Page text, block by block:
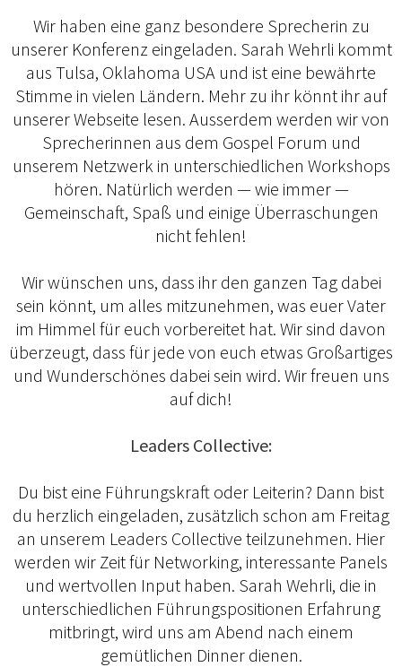
Wir haben eine ganz besondere Sprecherin zu
unserer Konferenz eingeladen. Sarah Wehrli kommt
aus Tulsa, Oklahoma USA und ist eine bewährte
Stimme in vielen Ländern. Mehr zu ihr könnt ihr auf
unserer Webseite lesen. Ausserdem werden wir von
Sprecherinnen aus dem Gospel Forum und
unserem Netzwerk in unterschiedlichen Workshops
hören. Natürlich werden — wie immer —
Gemeinschaft, Spaß und einige Überraschungen
nicht fehlen!
Wir wünschen uns, dass ihr den ganzen Tag dabei
sein könnt, um alles mitzunehmen, was euer Vater
im Himmel für euch vorbereitet hat. Wir sind davon
überzeugt, dass für jede von euch etwas Großartiges
und Wunderschönes dabei sein wird. Wir freuen uns
auf dich!
Leaders Collective:
Du bist eine Führungskraft oder Leiterin? Dann bist
du herzlich eingeladen, zusätzlich schon am Freitag
an unserem Leaders Collective teilzunehmen. Hier
werden wir Zeit für Networking, interessante Panels
und wertvollen Input haben. Sarah Wehrli, die in
unterschiedlichen Führungspositionen Erfahrung
mitbringt, wird uns am Abend nach einem
gemütlichen Dinner dienen.